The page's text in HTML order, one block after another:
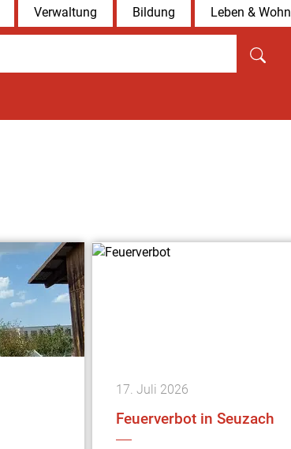
Verwaltung Bildung Leben &
17. Juli 2026
Feuerverbot in Seuzach